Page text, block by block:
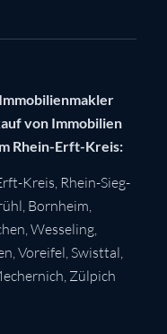
von Immobilien
Rhein-Erft-Kreis:
Kreis Rhein-Sieg-
Bornheim
Wesseling,
, Voreifel, Swisttal
Zülpich